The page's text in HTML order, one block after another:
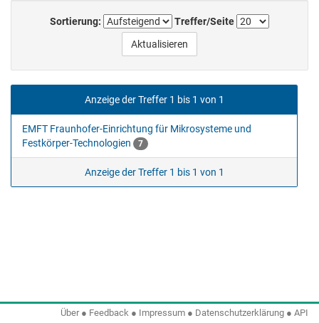
Sortierung: Treffer/Seite
Anzeige der Treffer 1 bis 1 von 1
EMFT Fraunhofer-Einrichtung für Mikrosysteme und
Festkörper-Technologien
7
Anzeige der Treffer 1 bis 1 von 1
Über● Feedback ● Impressum ● Datenschutzerklärung ● API